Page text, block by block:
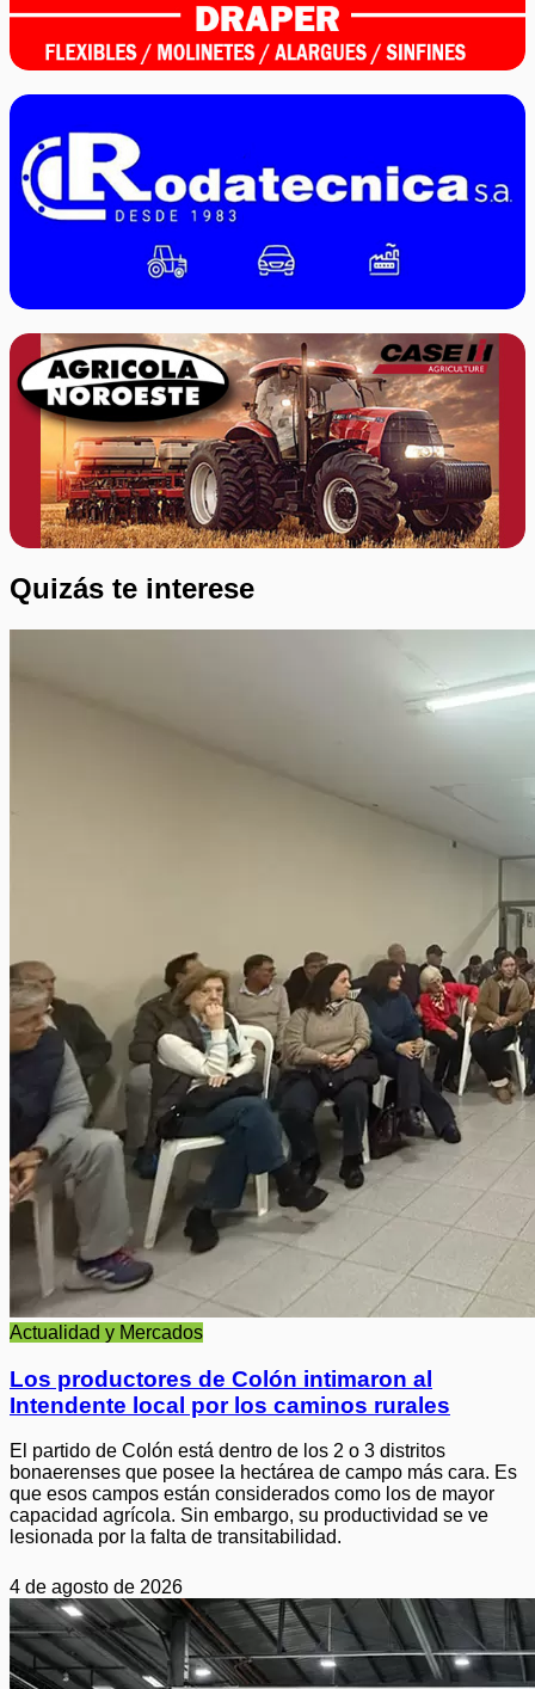
Quizás te interese
Actualidad y Mercados
Los productores de Colón intimaron al
Intendente local por los caminos rurales
El partido de Colón está dentro de los 2 o 3 distritos
bonaerenses que posee la hectárea de campo más cara. Es
que esos campos están considerados como los de mayor
capacidad agrícola. Sin embargo, su productividad se ve
lesionada por la falta de transitabilidad.
4 de agosto de 2026